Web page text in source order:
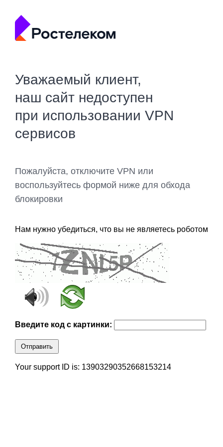
Уважаемый клиент,
наш сайт недоступен
при использовании VPN
сервисов
Пожалуйста, отключите VPN или
воспользуйтесь формой ниже для обхода
блокировки
Нам нужно убедиться, что вы не являетесь роботом
Введите код с картинки:
Отправить
Your support ID is: 13903290352668153214